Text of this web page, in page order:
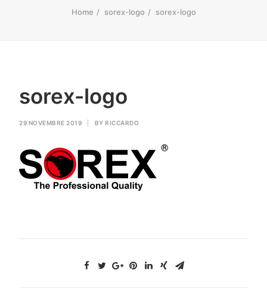
HEROLASER
RICERCA
Home sorex-logo sorex-logo
sorex-logo
29 NOVEMBRE 2019 BY RICCARDO